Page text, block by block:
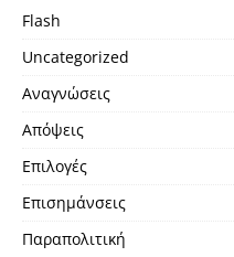
Flash
Uncategorized
Αναγνώσεις
Απόψεις
Επιλογές
Επισημάνσεις
Παραπολιτική